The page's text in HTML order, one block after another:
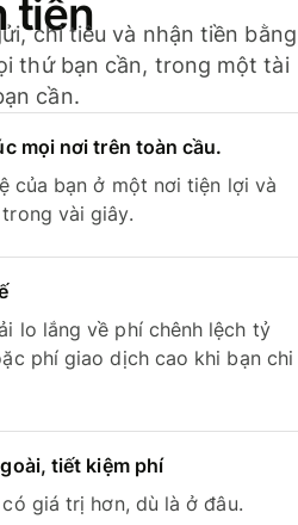
tiền
chi tiêu và nhận tiền bằng
thứ bạn cần, trong một tài
cần.
mọi nơi trên toàn cầu.
của bạn ở một nơi tiện lợi và
vài giây.
lo lắng về phí chênh lệch tỷ
phí giao dịch cao khi bạn chi
tiết kiệm phí
giá trị hơn, dù là ở đâu.